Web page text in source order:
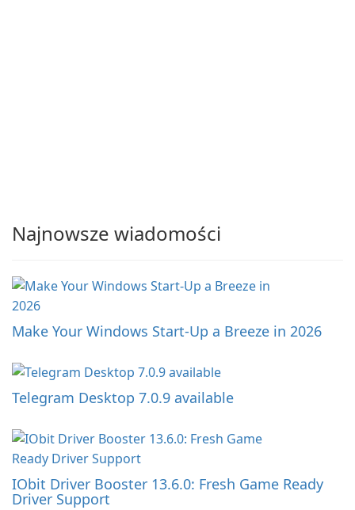
Najnowsze wiadomości
Make Your Windows Start-Up a Breeze in 2026
Telegram Desktop 7.0.9 available
IObit Driver Booster 13.6.0: Fresh Game Ready
Driver Support